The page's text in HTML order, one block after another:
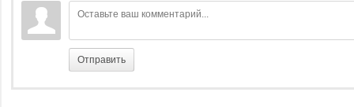
Отправить